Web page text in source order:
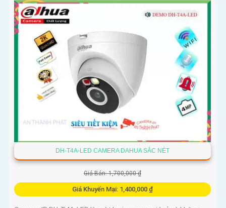
DH-T4A-LED CAMERA DAHUA SẮC NÉT
Giá Bán: 1,700,000 ₫
Giá Khuyến Mại: 1,400,000 ₫